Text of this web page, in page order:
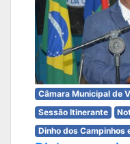
Câmara Municipal de
Sessão Itinerante
Dinho dos Campinhos